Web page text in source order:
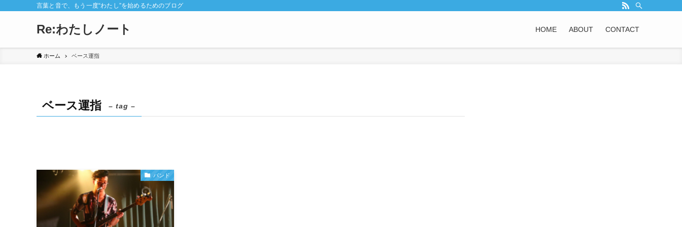
言葉と音で、もう一度“わたし”を始めるためのブログ
Re:わたしノート HOME ABOUT CONTACT
ホーム ベース運指
ベース運指 – tag –
バンド